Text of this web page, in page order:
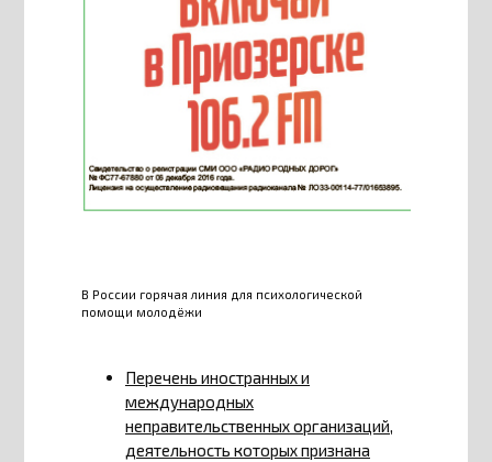
В России горячая линия для психологической
помощи молодёжи
Перечень иностранных и
международных
неправительственных организаций,
деятельность которых признана